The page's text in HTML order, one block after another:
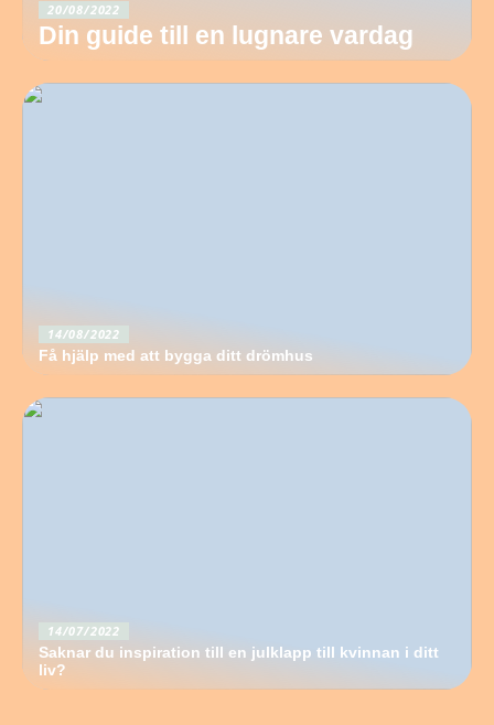
20/08/2022
Din guide till en lugnare vardag
14/08/2022
Få hjälp med att bygga ditt drömhus
14/07/2022
Saknar du inspiration till en julklapp till kvinnan i ditt
liv?